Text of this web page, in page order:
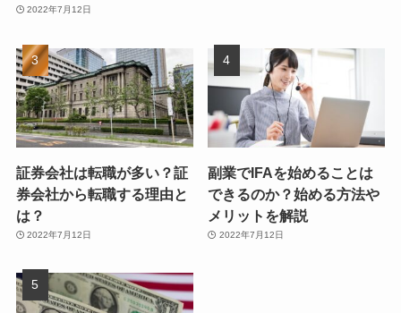
2022年7月12日
証券会社は転職が多い？証
券会社から転職する理由と
は？
2022年7月12日
副業でIFAを始めることは
できるのか？始める方法や
メリットを解説
2022年7月12日